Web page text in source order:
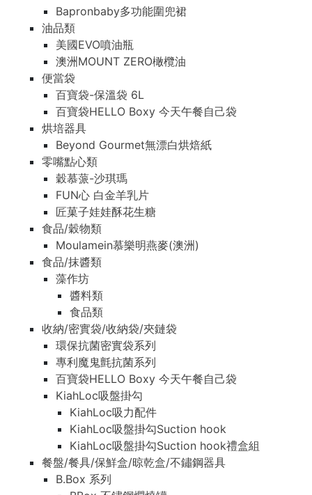
Bapronbaby多功能圍兜裙
油品類
美國EVO噴油瓶
澳洲MOUNT ZERO橄欖油
便當袋
百寶袋-保溫袋 6L
百寶袋HELLO Boxy 今天午餐自己袋
烘培器具
Beyond Gourmet無漂白烘焙紙
零嘴點心類
穀慕蒎-沙琪瑪
FUN心 白金羊乳片
匠菓子娃娃酥花生糖
食品/穀物類
Moulamein慕樂明燕麥(澳洲)
食品/抹醬類
藻作坊
醬料類
食品類
收納/密實袋/收納袋/夾鏈袋
環保抗菌密實袋系列
專利魔鬼氈抗菌系列
百寶袋HELLO Boxy 今天午餐自己袋
KiahLoc吸盤掛勾
KiahLoc吸力配件
KiahLoc吸盤掛勾Suction hook
KiahLoc吸盤掛勾Suction hook禮盒組
餐盤/餐具/保鮮盒/晾乾盒/不鏽鋼器具
B.Box 系列